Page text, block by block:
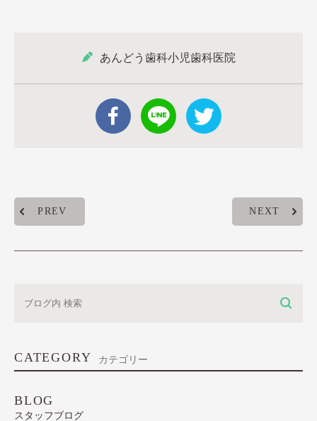
あんどう歯科小児歯科医院
PREV NEXT
CATEGORY カテゴリー
BLOG
スタッフブログ